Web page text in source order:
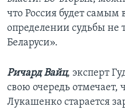
что Россия будет
определении судьбы не
Беларуси».
Ричард Вайц, эксперт
свою очередь
Лукашенко старается